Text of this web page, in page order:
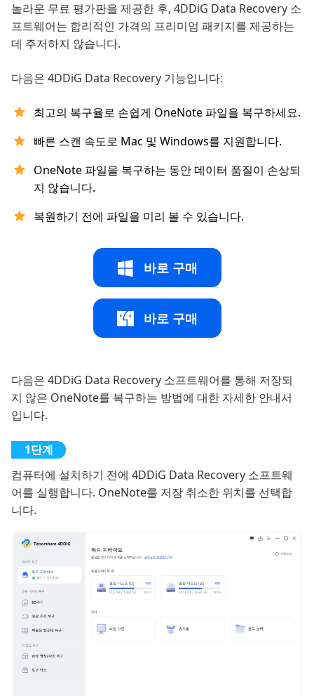
놀라운 무료 평가판을 제공한 후, 4DDiG Data Recovery 소
프트웨어는 합리적인 가격의 프리미엄 패키지를 제공하는
데 주저하지 않습니다.
다음은 4DDiG Data Recovery 기능입니다:
최고의 복구율로 손쉽게 OneNote 파일을 복구하세요.
빠른 스캔 속도로 Mac 및 Windows를 지원합니다.
OneNote 파일을 복구하는 동안 데이터 품질이 손상되
지 않습니다.
복원하기 전에 파일을 미리 볼 수 있습니다.
바로 구매
바로 구매
다음은 4DDiG Data Recovery 소프트웨어를 통해 저장되
지 않은 OneNote를 복구하는 방법에 대한 자세한 안내서
입니다.
컴퓨터에 설치하기 전에 4DDiG Data Recovery 소프트웨
어를 실행합니다. OneNote를 저장 취소한 위치를 선택합
니다.